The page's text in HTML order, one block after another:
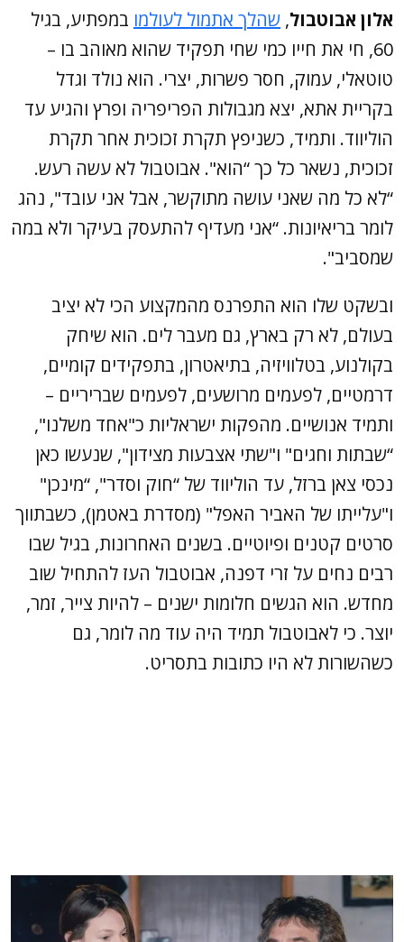
אלון אבוטבול, שהלך אתמול לעולמו במפתיע, בגיל
60, חי את חייו כמי שחי תפקיד שהוא מאוהב בו –
טוטאלי, עמוק, חסר פשרות, יצרי. הוא נולד וגדל
בקריית אתא, יצא מגבולות הפריפריה ופרץ והגיע עד
הוליווד. ותמיד, כשניפץ תקרת זכוכית אחר תקרת
זכוכית, נשאר כל כך “הוא". אבוטבול לא עשה רעש.
“לא כל מה שאני עושה מתוקשר, אבל אני עובד", נהג
לומר בריאיונות. “אני מעדיף להתעסק בעיקר ולא במה
שמסביב".
ובשקט שלו הוא התפרנס מהמקצוע הכי לא יציב
בעולם, לא רק בארץ, גם מעבר לים. הוא שיחק
בקולנוע, בטלוויזיה, בתיאטרון, בתפקידים קומיים,
דרמטיים, לפעמים מרושעים, לפעמים שבריריים –
ותמיד אנושיים. מהפקות ישראליות כ"אחד משלנו",
“שבתות וחגים" ו"שתי אצבעות מצידון", שנעשו כאן
נכסי צאן ברזל, עד הוליווד של “חוק וסדר", “מינכן"
ו"עלייתו של האביר האפל" (מסדרת באטמן), כשבתווך
סרטים קטנים ופיוטיים. בשנים האחרונות, בגיל שבו
רבים נחים על זרי דפנה, אבוטבול העז להתחיל שוב
מחדש. הוא הגשים חלומות ישנים – להיות צייר, זמר,
יוצר. כי לאבוטבול תמיד היה עוד מה לומר, גם
כשהשורות לא היו כתובות בתסריט.